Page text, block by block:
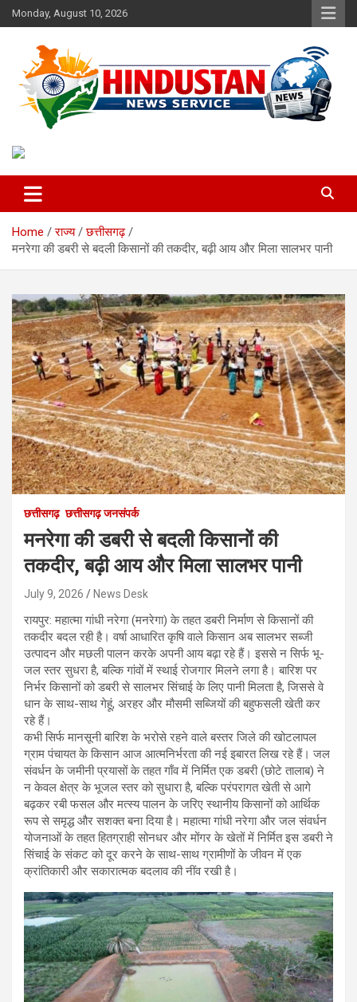
Skip
to
Monday, August 10, 2026
Hindustan News Service
Home राज्य
छत्तीसगढ़
मनरेगा की डबरी से बदली किसानों की तकदीर, बढ़ी आय और मिला सालभर पानी
छत्तीसगढ़ छत्तीसगढ़ जनसंपर्क
मनरेगा की डबरी से बदली किसानों की
तकदीर, बढ़ी आय और मिला सालभर पानी
July 9, 2026 News Desk
रायपुर: महात्मा गांधी नरेगा (मनरेगा) के तहत डबरी निर्माण से किसानों की
तकदीर बदल रही है। वर्षा आधारित कृषि वाले किसान अब सालभर सब्जी
उत्पादन और मछली पालन करके अपनी आय बढ़ा रहे हैं। इससे न सिर्फ भू-
जल स्तर सुधरा है, बल्कि गांवों में स्थाई रोजगार मिलने लगा है। बारिश पर
निर्भर किसानों को डबरी से सालभर सिंचाई के लिए पानी मिलता है, जिससे वे
धान के साथ-साथ गेहूं, अरहर और मौसमी सब्जियों की बहुफसली खेती कर
रहे हैं।
कभी सिर्फ मानसूनी बारिश के भरोसे रहने वाले बस्तर जिले की खोटलापल
ग्राम पंचायत के किसान आज आत्मनिर्भरता की नई इबारत लिख रहे हैं। जल
संवर्धन के जमीनी प्रयासों के तहत गाँव में निर्मित एक डबरी (छोटे तालाब) ने
न केवल क्षेत्र के भूजल स्तर को सुधारा है, बल्कि परंपरागत खेती से आगे
बढ़कर रबी फसल और मत्स्य पालन के जरिए स्थानीय किसानों को आर्थिक
रूप से समृद्ध और सशक्त बना दिया है। महात्मा गांधी नरेगा और जल संवर्धन
योजनाओं के तहत हितग्राही सोनधर और मोंगर के खेतों में निर्मित इस डबरी ने
सिंचाई के संकट को दूर करने के साथ-साथ ग्रामीणों के जीवन में एक
क्रांतिकारी और सकारात्मक बदलाव की नींव रखी है।